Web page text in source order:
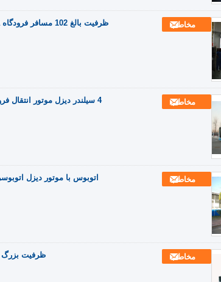
ظرفیت بالغ 102 مسافر فرودگاه Xinfa فرودگاه فرودگاه پیش بند اتوبوس مخاطب
مخاطب
مخاطب
ظرفیت بزرگ 102 مسافر 12T اتوبوس با موتور دیزلی مخاطب